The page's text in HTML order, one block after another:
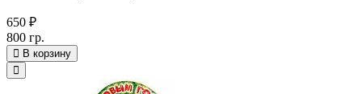
650 ₽
800 гр.
В корзину